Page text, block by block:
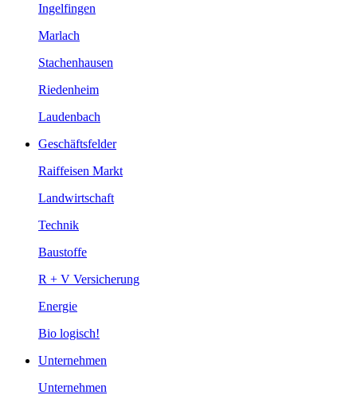
Ingelfingen
Marlach
Stachenhausen
Riedenheim
Laudenbach
Geschäftsfelder
Raiffeisen Markt
Landwirtschaft
Technik
Baustoffe
R + V Versicherung
Energie
Bio logisch!
Unternehmen
Unternehmen